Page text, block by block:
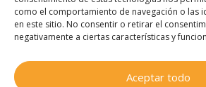
como el comportamiento de navegación o las
en este sitio. No consentir o retirar el
negativamente a ciertas características y
Aceptar todo
En Bum i l’estel dels desitjos
En Bum i el secret de l’amistat